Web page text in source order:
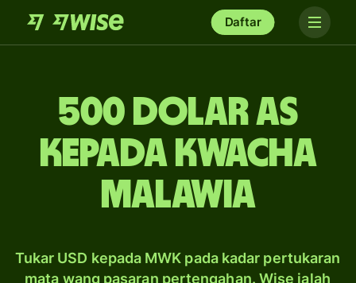
Daftar
500 dolar AS
kepada kwacha
Malawia
Tukar USD kepada MWK pada kadar pertukaran
mata wang pasaran pertengahan. Wise ialah